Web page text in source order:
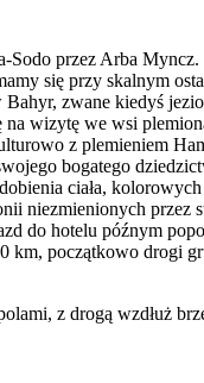
Sodo przez Arba
się przy skalnym
zwane kiedyś
na wizytę we wsi
z plemieniem
bogatego
ciała,
niezmienionych przez
do hotelu późnym
km, początkowo drogi